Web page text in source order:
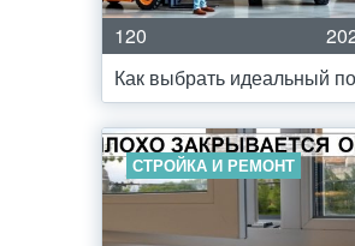
120
Как выбрать идеальный
СТРОЙКА И РЕМОНТ